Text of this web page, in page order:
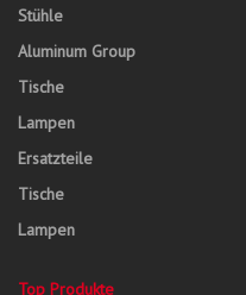
Stühle
Aluminum Group
Tische
Lampen
Ersatzteile
Tische
Lampen
Top Produkte